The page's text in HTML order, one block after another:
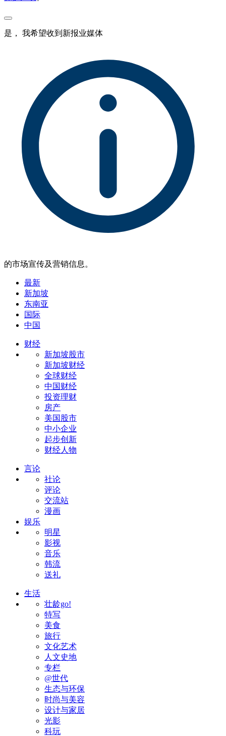
是， 我希望收到新报业媒体
的市场宣传及营销信息。
最新
新加坡
东南亚
国际
中国
财经
新加坡股市
新加坡财经
全球财经
中国财经
投资理财
房产
美国股市
中小企业
起步创新
财经人物
言论
社论
评论
交流站
漫画
娱乐
明星
影视
音乐
韩流
送礼
生活
壮龄go!
特写
美食
旅行
文化艺术
人文史地
专栏
@世代
生态与环保
时尚与美容
设计与家居
光影
科玩